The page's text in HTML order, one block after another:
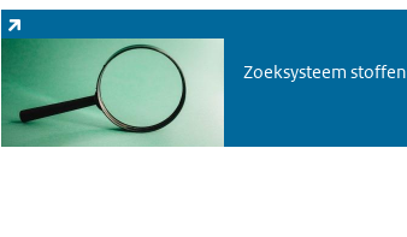
Zoeksysteem stoffen
(externe link)
Zoeksysteem stoffen